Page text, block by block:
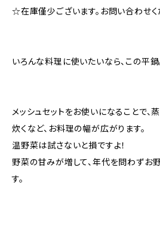
☆在庫僅少ございます。お問い合わせく
いろんな料理に使いたいなら、この平鍋
メッシュセットをお使いになることで、
炊くなど、お料理の幅が広がります。
温野菜は試さないと損ですよ！
野菜の甘みが増して、年代を問わずお
す。